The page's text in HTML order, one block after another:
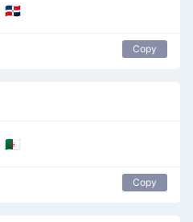
🇩🇴
Copy
🇩🇿
Copy